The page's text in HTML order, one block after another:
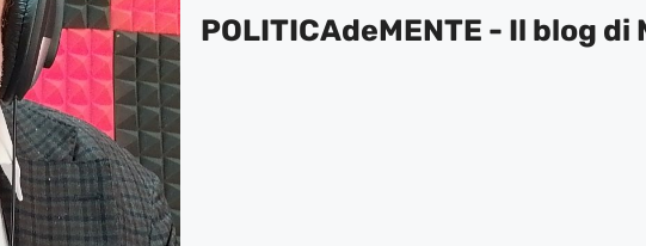
POLITICAdeMENTE - Il blog di